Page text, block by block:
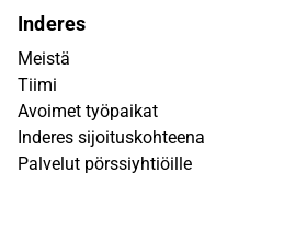
Inderes
Meistä
Tiimi
Avoimet työpaikat
Inderes sijoituskohteena
Palvelut pörssiyhtiöille